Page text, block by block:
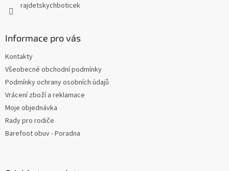
rajdetskychboticek
Informace pro vás
Kontakty
Všeobecné obchodní podmínky
Podmínky ochrany osobních údajů
Vrácení zboží a reklamace
Moje objednávka
Rady pro rodiče
Barefoot obuv - Poradna